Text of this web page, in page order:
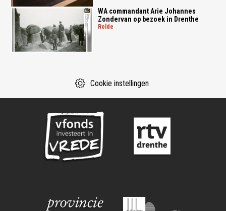
WA commandant Arie Johannes
Zondervan op bezoek in Drenthe
rolde
Cookie instellingen